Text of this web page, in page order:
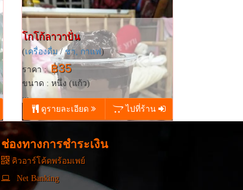
โกโก้ลาวาปั่น
(เครื่องดื่ม/ชา, กาแฟ)
ราคา :฿35
ขนาด : หนึ่ง (แก้ว)
...
ดูรายละเอียด
ไปที่ร้าน
ช่องทางการชำระเงิน
คิวอาร์โค้ดพร้อมเพย์
Net Banking